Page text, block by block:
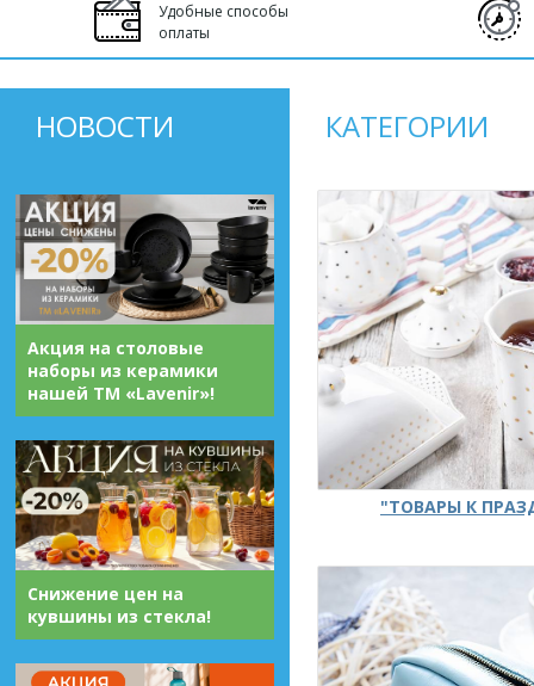
Удобные способы
оплаты
НОВОСТИ
Акция на столовые
наборы из керамики
нашей ТМ «Lavenir»!
Снижение цен на
кувшины из стекла!
КАТЕГОРИИ
"ТОВАРЫ К